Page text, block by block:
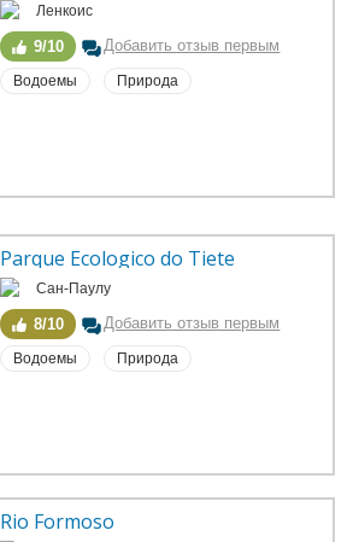
Ленкоис
9/10 Добавить отзыв первым
Водоемы Природа
Parque Ecologico do Tiete
Сан-Паулу
8/10 Добавить отзыв первым
Водоемы Природа
Rio Formoso